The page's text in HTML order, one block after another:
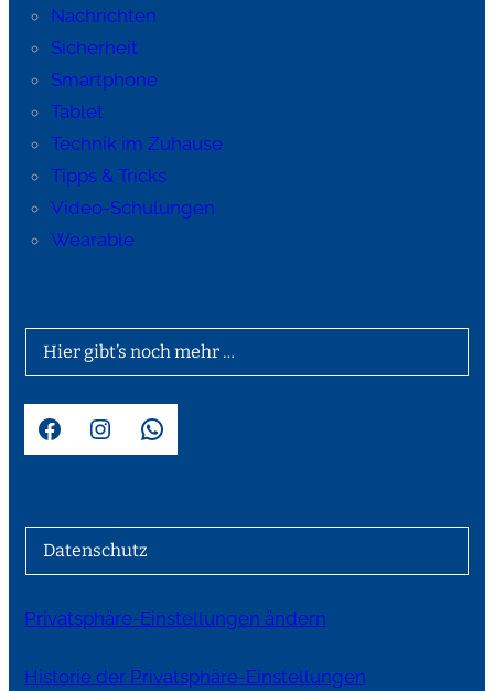
Nachrichten
Sicherheit
Smartphone
Tablet
Technik im Zuhause
Tipps & Tricks
Video-Schulungen
Wearable
Hier gibt’s noch mehr …
Facebook Instagram WhatsApp
Datenschutz
Privatsphäre-Einstellungen ändern
Historie der Privatsphäre-Einstellungen